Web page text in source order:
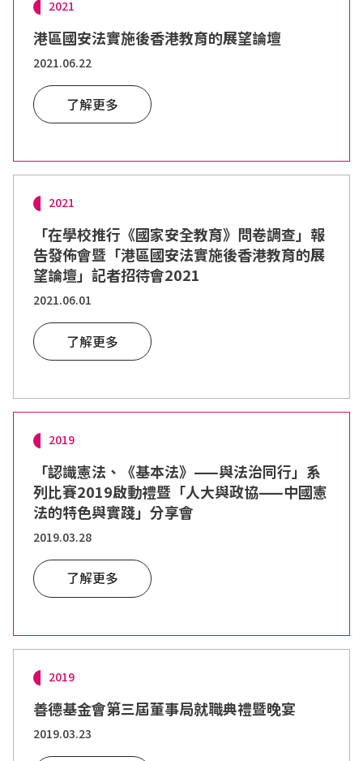
2021
港區國安法實施後香港教育的展望論壇
2021.06.22
了解更多
2021
「在學校推行《國家安全教育》問卷調查」報
告發佈會暨「港區國安法實施後香港教育的展
望論壇」記者招待會2021
2021.06.01
了解更多
2019
「認識憲法、《基本法》——與法治同行」系
列比賽2019啟動禮暨「人大與政協——中國憲
法的特色與實踐」分享會
2019.03.28
了解更多
2019
善德基金會第三屆董事局就職典禮暨晚宴
2019.03.23